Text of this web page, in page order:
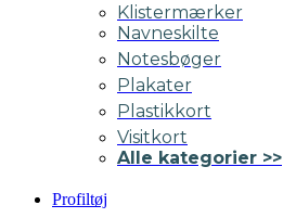
Klistermærker
Navneskilte
Notesbøger
Plakater
Plastikkort
Visitkort
Alle kategorier >>
Profiltøj